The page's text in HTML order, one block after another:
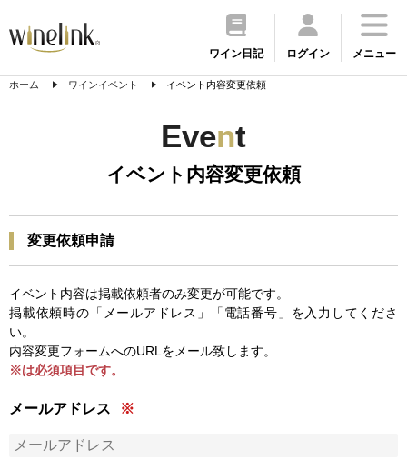
ワイン日記 ログイン メニュー
ホーム ワインイベント イベント内容変更依頼
Event
イベント内容変更依頼
変更依頼申請
イベント内容は掲載依頼者のみ変更が可能です。
掲載依頼時の「メールアドレス」「電話番号」を入力してくださ
い。
内容変更フォームへのURLをメール致します。
※は必須項目です。
メールアドレス